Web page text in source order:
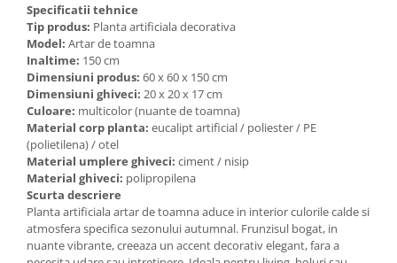
Specificatii tehnice
Tip produs: Planta artificiala decorativa
Model: Artar de toamna
Inaltime: 150 cm
Dimensiuni produs: 60 x 60 x 150 cm
Dimensiuni ghiveci: 20 x 20 x 17 cm
Culoare: multicolor (nuante de toamna)
Material corp planta: eucalipt artificial / poliester / PE
(polietilena) / otel
Material umplere ghiveci: ciment / nisip
Material ghiveci: polipropilena
Scurta descriere
Planta artificiala artar de toamna aduce in interior culorile calde si
atmosfera specifica sezonului autumnal. Frunzisul bogat, in
nuante vibrante, creeaza un accent decorativ elegant, fara a